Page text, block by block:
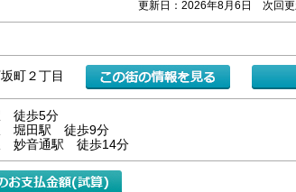
更新日：2026年8月6日 次回更
町２丁目
徒歩5分
堀田駅 徒歩9分
妙音通駅 徒歩14分